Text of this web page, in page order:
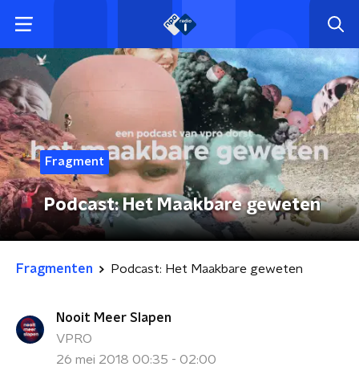
Fragment
Podcast: Het Maakbare geweten
Fragmenten Podcast: Het Maakbare geweten
Nooit Meer Slapen
VPRO
26 mei 2018 00:35 - 02:00